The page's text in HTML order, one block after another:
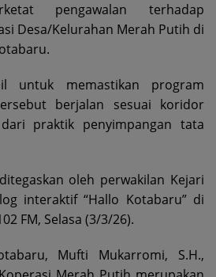
pengawalan terhadap
Desa/Kelurahan Merah Putih di
untuk memastikan program
berjalan sesuai koridor
praktik penyimpangan tata
oleh perwakilan Kejari
interaktif “Hallo Kotabaru” di
FM, Selasa (3/3/26).
Mufti Mukarromi, S.H.,